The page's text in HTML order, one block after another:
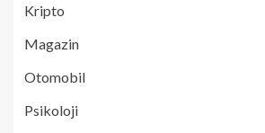
Kripto
Magazin
Otomobil
Psikoloji